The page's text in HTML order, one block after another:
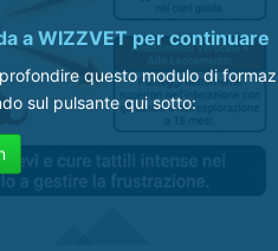
aWIZZVETper continuare
questo modulo di
sul pulsante qui sotto: